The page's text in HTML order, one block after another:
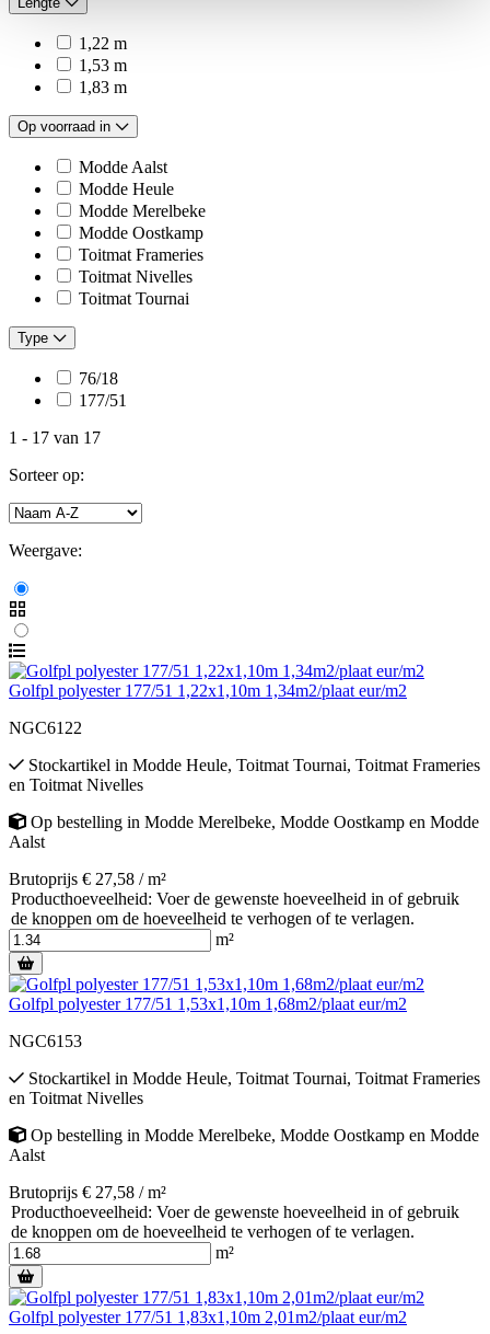
1,22 m
1,53 m
1,83 m
Op voorraad in
Modde Aalst
Modde Heule
Modde Merelbeke
Modde Oostkamp
Toitmat Frameries
Toitmat Nivelles
Toitmat Tournai
Type
76/18
177/51
1 - 17 van 17
Sorteer op:
Weergave:
Golfpl polyester 177/51 1,22x1,10m 1,34m2/plaat eur/m2
NGC6122
Stockartikel in Modde Heule, Toitmat Tournai, Toitmat Frameries
en Toitmat Nivelles
Op bestelling in Modde Merelbeke, Modde Oostkamp en Modde
Aalst
Brutoprijs € 27,58 / m²
Producthoeveelheid: Voer de gewenste hoeveelheid in of gebruik
de knoppen om de hoeveelheid te verhogen of te verlagen.
m²
Golfpl polyester 177/51 1,53x1,10m 1,68m2/plaat eur/m2
NGC6153
Stockartikel in Modde Heule, Toitmat Tournai, Toitmat Frameries
en Toitmat Nivelles
Op bestelling in Modde Merelbeke, Modde Oostkamp en Modde
Aalst
Brutoprijs € 27,58 / m²
Producthoeveelheid: Voer de gewenste hoeveelheid in of gebruik
de knoppen om de hoeveelheid te verhogen of te verlagen.
m²
Golfpl polyester 177/51 1,83x1,10m 2,01m2/plaat eur/m2